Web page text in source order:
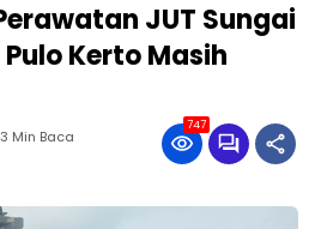
JUT Sungai
Kerto Masih
3 Min Baca
747